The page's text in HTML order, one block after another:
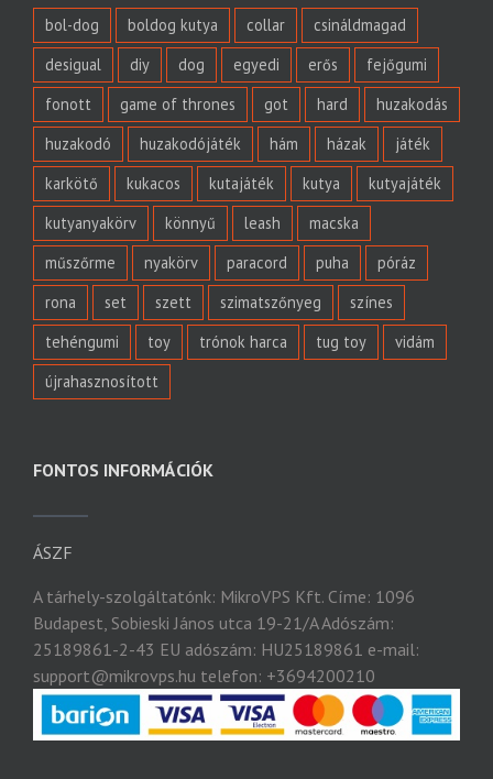
bol-dog boldog kutya collar
csináldmagad
desigual
diy dog egyedi erős
fejőgumi
fonott
game of thrones got hard
huzakodás
huzakodó
huzakodójáték hám házak
játék
karkötő
kukacos kutajáték kutya
kutyajáték
kutyanyakörv
könnyű leash
macska
műszőrme
nyakörv paracord puha
póráz
rona
set szett szimatszőnyeg
színes
tehéngumi
toy trónok harca tug toy
vidám
újrahasznosított
FONTOS INFORMÁCIÓK
ÁSZF
A tárhely-szolgáltatónk: MikroVPS Kft. Címe: 1096
Budapest, Sobieski János utca 19-21/A Adószám:
25189861-2-43 EU adószám: HU25189861 e-mail:
support@mikrovps.hu telefon: +3694200210